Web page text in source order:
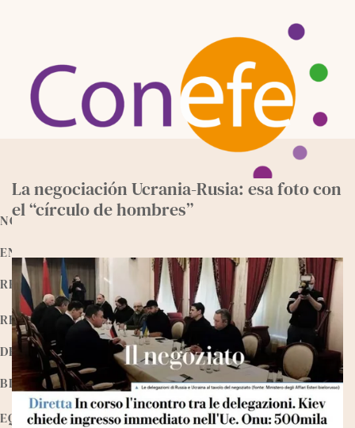
NOTICIAS
ENTREVISTAS
RECURSOS
RELEEMOS
DEVOCIONALES
BIBLIOTECA
EQUIPO
La negociación Ucrania-Rusia: esa foto con
el “círculo de hombres”